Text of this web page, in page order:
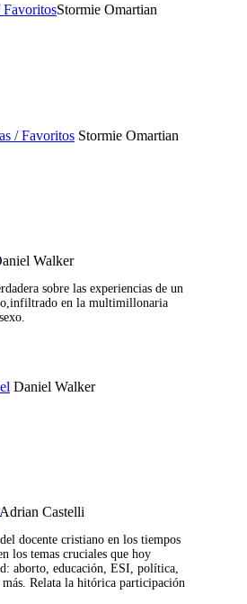
FavoritosStormie Omartian
/ Favoritos Stormie Omartian
Walker
sobre las experiencias de un
en la multimillonaria
Daniel Walker
Adrian Castelli
docente cristiano en los tiempos
los temas cruciales que hoy
aborto, educación, ESI, política,
Relata la hitórica participación